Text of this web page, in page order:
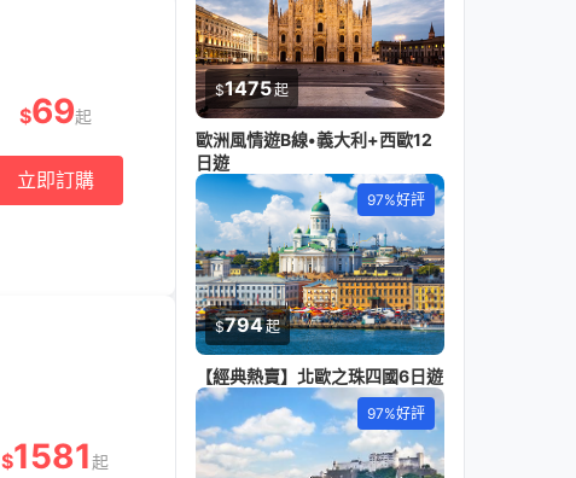
$69起
立即訂購
$1581起
$1475起
歐洲風情遊B線•義大利+西歐12
日遊
97%好評
$794起
【經典熱賣】北歐之珠四國6日遊
97%好評